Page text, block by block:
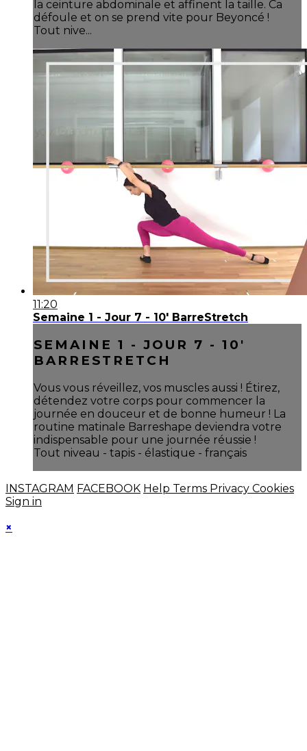
la ceinture abdominale et affinent la taille. Ca
défoule et on se prend vite pour Beyoncé !
Tout nive...
11:20
Semaine 1 - Jour 7 - 10' BarreStretch
SEMAINE 1 - JOUR 7 - 10'
BARRESTRETCH
Vous vous réveillez, vos muscles aussi ! Étirez,
détendez votre corps pour commencer la
journée en douceur et de bonne humeur ! La
routine matinale Barreshape deviendra votre
indispensable pour une journée réussie !
Tout niveau - tapis - élastique - français
INSTAGRAM FACEBOOK Help Terms Privacy Cookies
Sign in
×